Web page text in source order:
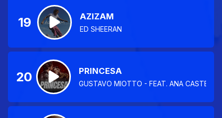
19 AZIZAM
ED SHEERAN
20 PRINCESA
GUSTAVO MIOTTO - FEAT. ANA CASTELA